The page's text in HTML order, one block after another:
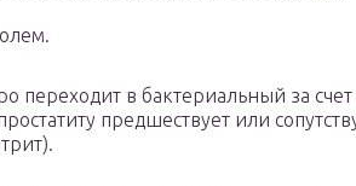
переходит в бактериальный за
предшествует или